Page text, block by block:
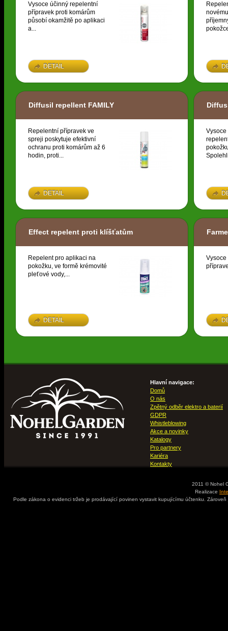
Vysoce účinný repelentní
přípravek proti komárům
působí okamžitě po aplikaci
a...
DETAIL
Diffusil repellent FAMILY
Repelentní přípravek ve
spreji poskytuje efektivní
ochranu proti komárům až 6
hodin, proti...
DETAIL
Vysoce
Effect repelent proti klíšťatům
Repelent pro aplikaci na
pokožku, ve formě krémovité
pleťové vody,...
DETAIL
Vysoce
Hlavní navigace:
Domů
O nás
Zpětný odběr elektro a baterií
GDPR
Whistleblowing
Akce a novinky
Katalogy
Pro partnery
Kariéra
Kontakty
2011 © Nohel
Realizace
Podle zákona o evidenci tržeb je prodávající povinen vystavit kupujícímu účtenku.